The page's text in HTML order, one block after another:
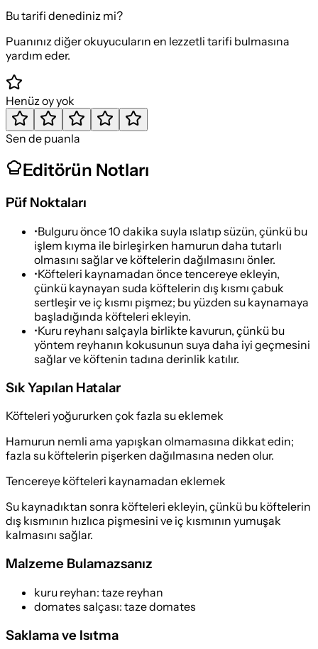
Bu tarifi denediniz mi?
Puanınız diğer okuyucuların en lezzetli tarifi bulmasına
yardım eder.
Henüz oy yok
Sen de puanla
Editörün Notları
Püf Noktaları
•Bulguru önce 10 dakika suyla ıslatıp süzün, çünkü bu
işlem kıyma ile birleşirken hamurun daha tutarlı
olmasını sağlar ve köftelerin dağılmasını önler.
•Köfteleri kaynamadan önce tencereye ekleyin,
çünkü kaynayan suda köftelerin dış kısmı çabuk
sertleşir ve iç kısmı pişmez; bu yüzden su kaynamaya
başladığında köfteleri ekleyin.
•Kuru reyhanı salçayla birlikte kavurun, çünkü bu
yöntem reyhanın kokusunun suya daha iyi geçmesini
sağlar ve köftenin tadına derinlik katılır.
Sık Yapılan Hatalar
Köfteleri yoğururken çok fazla su eklemek
Hamurun nemli ama yapışkan olmamasına dikkat edin;
fazla su köftelerin pişerken dağılmasına neden olur.
Tencereye köfteleri kaynamadan eklemek
Su kaynadıktan sonra köfteleri ekleyin, çünkü bu köftelerin
dış kısmının hızlıca pişmesini ve iç kısmının yumuşak
kalmasını sağlar.
Malzeme Bulamazsanız
kuru reyhan: taze reyhan
domates salçası: taze domates
Saklama ve Isıtma